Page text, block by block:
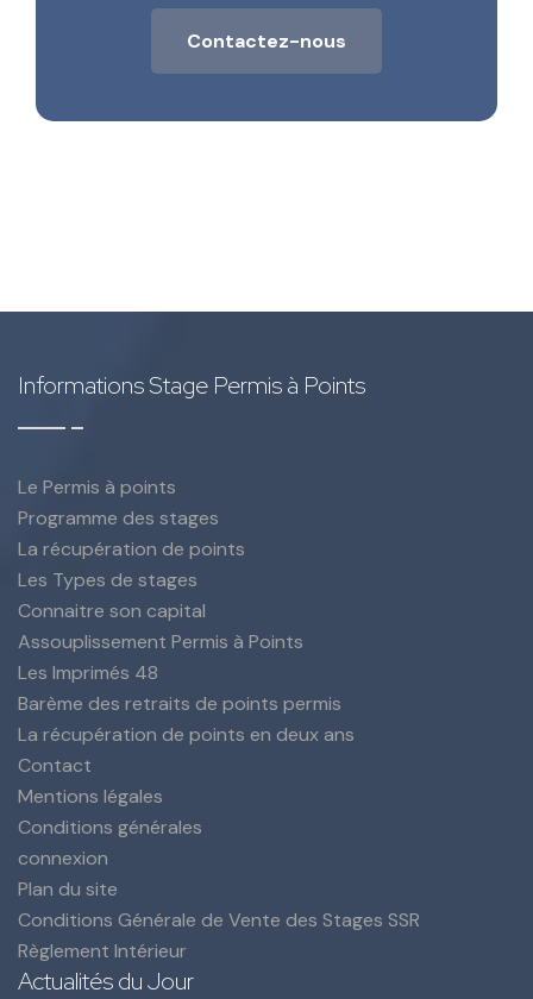
Contactez-nous
Informations Stage Permis à Points
Le Permis à points
Programme des stages
La récupération de points
Les Types de stages
Connaitre son capital
Assouplissement Permis à Points
Les Imprimés 48
Barème des retraits de points permis
La récupération de points en deux ans
Contact
Mentions légales
Conditions générales
connexion
Plan du site
Conditions Générale de Vente des Stages SSR
Règlement Intérieur
Actualités du Jour